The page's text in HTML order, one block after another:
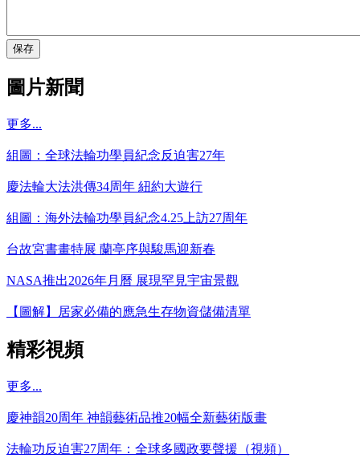
保存
圖片新聞
更多...
組圖：全球法輪功學員紀念反迫害27年
慶法輪大法洪傳34周年 紐約大遊行
組圖：海外法輪功學員紀念4.25上訪27周年
台故宮書畫特展 蘭亭序與駿馬迎新春
NASA推出2026年月曆 展現罕見宇宙景觀
【圖解】居家必備的應急生存物資儲備清單
精彩視頻
更多...
慶神韻20周年 神韻藝術品推20幅全新藝術版畫
法輪功反迫害27周年：全球多國政要聲援（視頻）